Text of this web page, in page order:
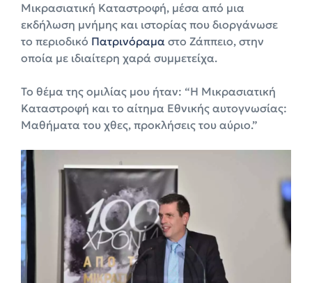
Μικρασιατική Καταστροφή, μέσα από μια
εκδήλωση μνήμης και ιστορίας που διοργάνωσε
το περιοδικό Πατρινόραμα στο Ζάππειο, στην
οποία με ιδιαίτερη χαρά συμμετείχα.
To θέμα της ομιλίας μου ήταν: “H Μικρασιατική
Καταστροφή και το αίτημα Εθνικής αυτογνωσίας:
Μαθήματα του χθες, προκλήσεις του αύριο.”